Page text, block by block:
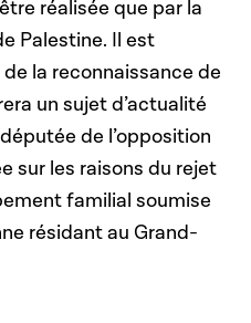
réalisée que par la
Palestine. Il est
la reconnaissance de
un sujet d’actualité
de l’opposition
sur les raisons du rejet
familial soumise
résidant au Grand-